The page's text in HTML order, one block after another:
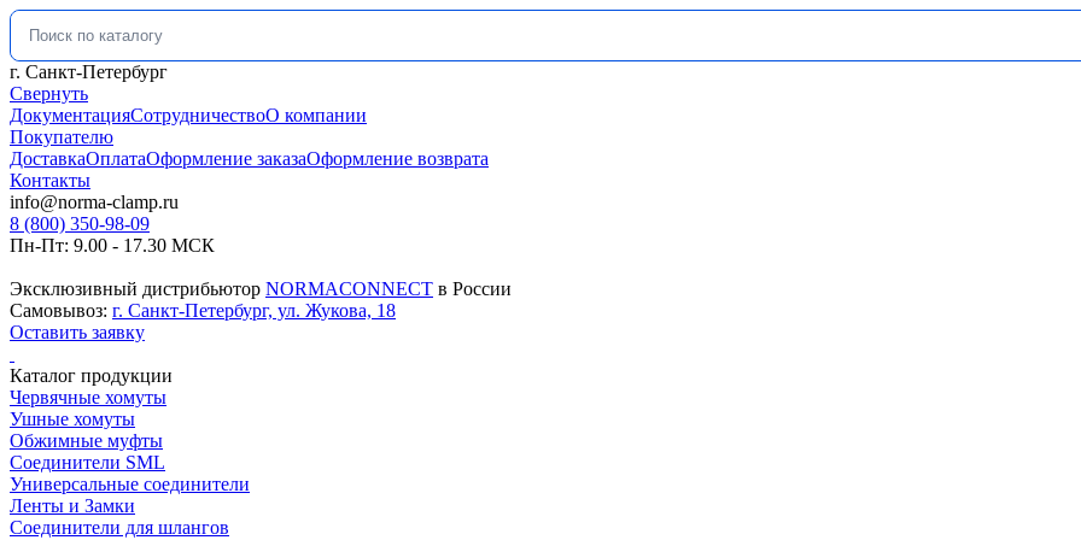
Искать:
г. Санкт-Петербург
Свернуть
ДокументацияСотрудничествоО компании
Покупателю
ДоставкаОплатаОформление заказаОформление возврата
Контакты
info@norma-clamp.ru
8 (800) 350-98-09
Пн-Пт: 9.00 - 17.30 МСК
Эксклюзивный дистрибьютор NORMACONNECT в России
Самовывоз: г. Санкт-Петербург, ул. Жукова, 18
Оставить заявку
Каталог продукции
Червячные хомуты
Ушные хомуты
Обжимные муфты
Соединители SML
Универсальные соединители
Ленты и Замки
Соединители для шлангов